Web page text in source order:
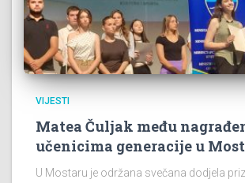
VIJESTI
Matea Čuljak među
učenicima generacije u
U Mostaru je održana svečana dodjela